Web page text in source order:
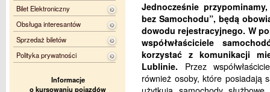
Jednocześnie
bez Samochodu”, będą
dowodu rejestracyjnego. W
współwłaściciele
korzystać z komunikacji
Lublinie. Przez
również osoby, które posiadają
Bilet Elektroniczny
Obsługa interesantów
Sprzedaż biletów
Polityka prywatności
Informacje
o kursowaniu pojazdów